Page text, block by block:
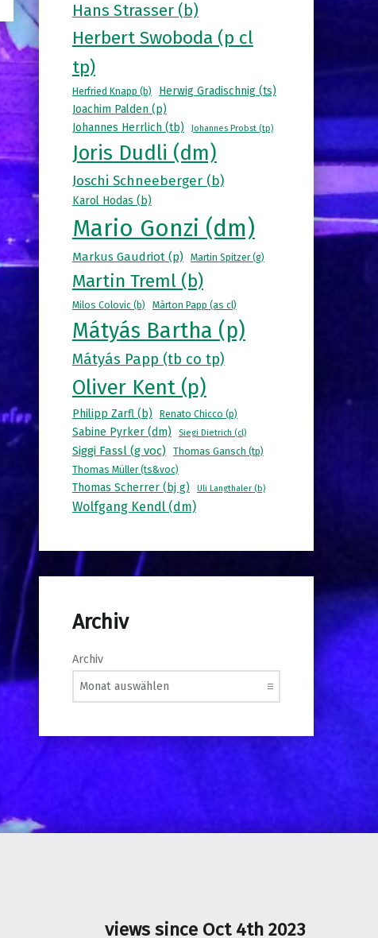
Hans Strasser (b)
Herbert Swoboda (p cl
tp)
Herfried Knapp (b)
Herwig Gradischnig (ts)
Joachim Palden (p)
Johannes Herrlich (tb)
Johannes Probst (tp)
Joris Dudli (dm)
Joschi Schneeberger (b)
Karol Hodas (b)
Mario Gonzi (dm)
Markus Gaudriot (p) Martin Spitzer (g)
Martin Treml (b)
Milos Colovic (b) Màrton Papp (as cl)
Mátyás Bartha (p)
Mátyás Papp (tb co tp)
Oliver Kent (p)
Philipp Zarfl (b) Renato Chicco (p)
Sabine Pyrker (dm) Siegi Dietrich (cl)
Siggi Fassl (g voc)
Thomas Gansch (tp)
Thomas Müller (ts&voc)
Thomas Scherrer (bj g) Uli Langthaler (b)
Wolfgang Kendl (dm)
Archiv
Archiv
views since Oct 4th 2023